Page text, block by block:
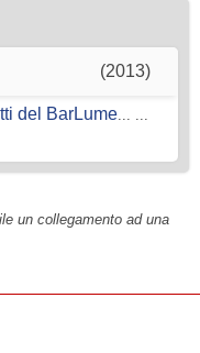
(2013)
del BarLume
un collegamento ad una